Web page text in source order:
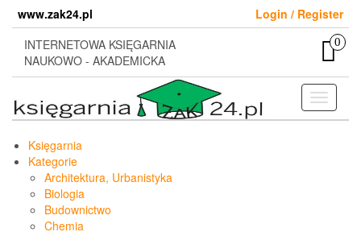
content
www.zak24.pl
Login / Register
INTERNETOWA KSIĘGARNIA
NAUKOWO - AKADEMICKA
0
Toggle
Księgarnia
Kategorie
Architektura, Urbanistyka
Biologia
Budownictwo
Chemia